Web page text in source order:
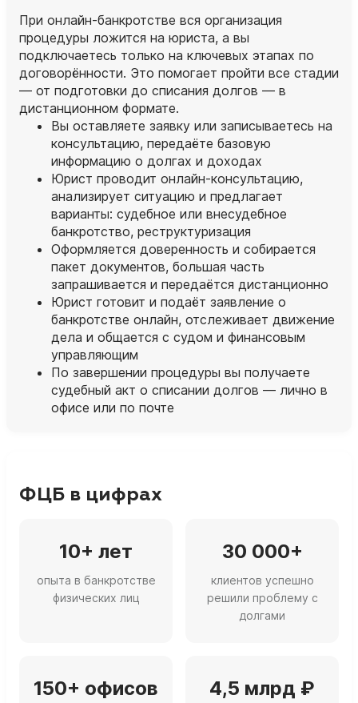
При онлайн‑банкротстве вся организация
процедуры ложится на юриста, а вы
подключаетесь только на ключевых этапах по
договорённости. Это помогает пройти все стадии
— от подготовки до списания долгов — в
дистанционном формате.
Вы оставляете заявку или записываетесь на
консультацию, передаёте базовую
информацию о долгах и доходах
Юрист проводит онлайн‑консультацию,
анализирует ситуацию и предлагает
варианты: судебное или внесудебное
банкротство, реструктуризация
Оформляется доверенность и собирается
пакет документов, большая часть
запрашивается и передаётся дистанционно
Юрист готовит и подаёт заявление о
банкротстве онлайн, отслеживает движение
дела и общается с судом и финансовым
управляющим
По завершении процедуры вы получаете
судебный акт о списании долгов — лично в
офисе или по почте
ФЦБ в цифрах
10+ лет
опыта в банкротстве
физических лиц
30 000+
клиентов успешно
решили проблему с
долгами
150+ офисов 4,5 млрд ₽